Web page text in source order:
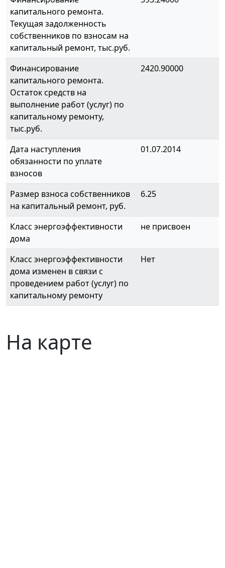
капитального ремонта.
Текущая задолженность
собственников по взносам на
капитальный ремонт, тыс.руб.
Финансирование
капитального ремонта.
Остаток средств на
выполнение работ (услуг) по
капитальному ремонту,
тыс.руб.
2420.90000
Дата наступления
обязанности по уплате
взносов
01.07.2014
Размер взноса собственников
на капитальный ремонт, руб.
6.25
Класс энергоэффективности
дома
не присвоен
Класс энергоэффективности
дома изменен в связи с
проведением работ (услуг) по
капитальному ремонту
Нет
На карте